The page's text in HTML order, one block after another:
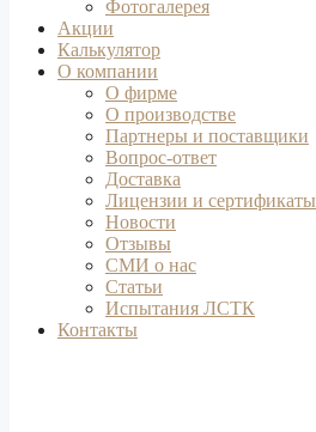
Фотогалерея
Акции
Калькулятор
О компании
О фирме
О производстве
Партнеры и поставщики
Вопрос-ответ
Доставка
Лицензии и сертификаты
Новости
Отзывы
СМИ о нас
Статьи
Испытания ЛСТК
Контакты